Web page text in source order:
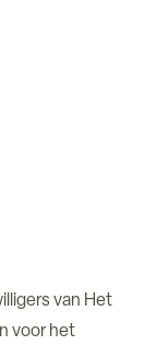
van Het
voor het